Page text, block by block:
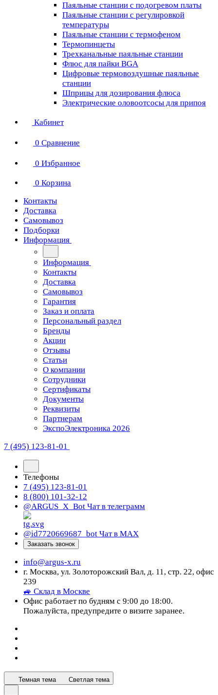
Паяльные станции с подогревом платы
Паяльные станции с регулировкой
температуры
Паяльные станции с термофеном
Термопинцеты
Трехканальные паяльные станции
Флюс для пайки BGA
Цифровые термовоздушные паяльные
станции
Шприцы для дозирования флюса
Электрические оловоотсосы для припоя
Кабинет
0 Сравнение
0 Избранное
0 Корзина
Контакты
Доставка
Самовывоз
Подборки
Информация
Информация
Контакты
Доставка
Самовывоз
Гарантия
Заказ и оплата
Персональный раздел
Бренды
Акции
Отзывы
Статьи
О компании
Сотрудники
Сертификаты
Документы
Реквизиты
Партнерам
ЭкспоЭлектроника 2026
7 (495) 123-81-01
Телефоны
7 (495) 123-81-01
8 (800) 101-32-12
@ARGUS_X_Bot Чат в телеграмм
@id7720669687_bot Чат в МАХ
Заказать звонок
info@argus-x.ru
г. Москва, ул. Золоторожский Вал, д. 11, стр. 22, офис
239
🚙 Склад в Москве
Офис работает по будням с 9:00 до 18:00.
Пожалуйста, предупредите о визите заранее.
Темная тема Светлая тема